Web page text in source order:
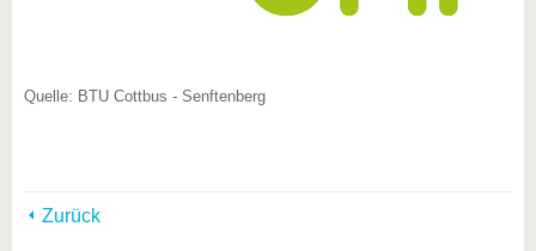
Quelle: BTU Cottbus - Senftenberg
Zurück